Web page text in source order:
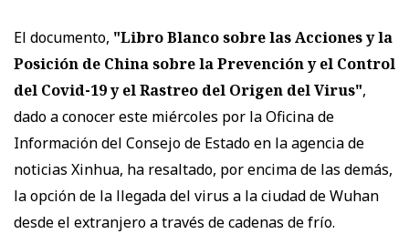
El documento, "Libro Blanco sobre las Acciones y la
Posición de China sobre la Prevención y el Control
del Covid-19 y el Rastreo del Origen del Virus",
dado a conocer este miércoles por la Oficina de
Información del Consejo de Estado en la agencia de
noticias Xinhua, ha resaltado, por encima de las demás,
la opción de la llegada del virus a la ciudad de Wuhan
desde el extranjero a través de cadenas de frío.